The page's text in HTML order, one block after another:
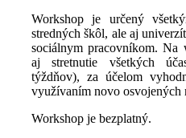
Workshop je určený
stredných škôl, ale aj
sociálnym pracovníkom. Na
aj stretnutie všetkých
týždňov), za účelom
využívaním novo osvojených
Workshop je bezplatný.